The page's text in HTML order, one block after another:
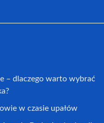
– dlaczego warto wybrać
w czasie upałów